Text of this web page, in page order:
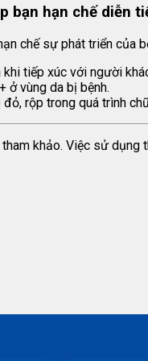
bạn hạn chế diễn
chế sự phát triển của
tiếp xúc với người
ở vùng da bị bệnh.
rộp trong quá trình
khảo. Việc sử